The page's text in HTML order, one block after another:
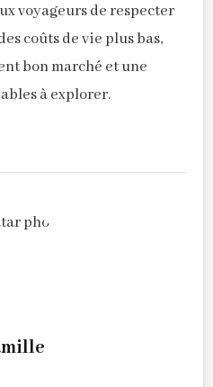
voyageurs de respecter
coûts de vie plus bas,
bon marché et une
à explorer.